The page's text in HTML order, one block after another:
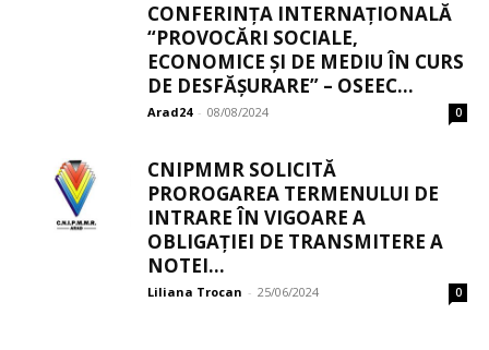
CONFERINȚA INTERNAȚIONALĂ
“PROVOCĂRI SOCIALE,
ECONOMICE ȘI DE MEDIU ÎN CURS
DE DESFĂȘURARE” – OSEEC...
Arad24 - 08/08/2024 0
CNIPMMR SOLICITĂ
PROROGAREA TERMENULUI DE
INTRARE ÎN VIGOARE A
OBLIGAȚIEI DE TRANSMITERE A
NOTEI...
Liliana Trocan - 25/06/2024 0